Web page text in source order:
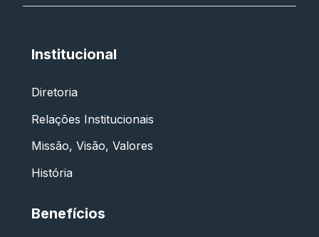
Institucional
Diretoria
Relações Institucionais
Missão, Visão, Valores
História
Benefícios